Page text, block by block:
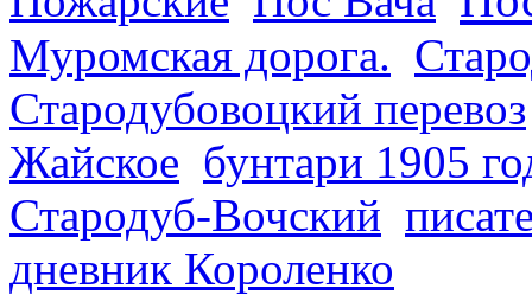
Муромская дорога.
Стародубовоцкий перевоз
Жайское бунтари 1905
Стародуб-Вочский
дневник Короленко